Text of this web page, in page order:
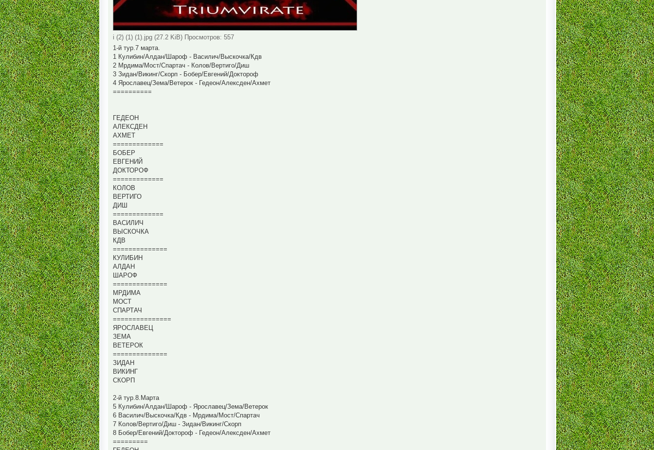
i (2) (1) (1).jpg (27.2 KiB) Просмотров: 557
1-й тур.7 марта.
1 Кулибин/Алдан/Шароф - Василич/Выскочка/Кдв
2 Мрдима/Мост/Спартач - Колов/Вертиго/Диш
3 Зидан/Викинг/Скорп - Бобер/Евгений/Доктороф
4 Ярославец/Зема/Ветерок - Гедеон/Алексден/Ахмет
==========
ГЕДЕОН
АЛЕКСДЕН
АХМЕТ
=============
БОБЕР
ЕВГЕНИЙ
ДОКТОРОФ
=============
КОЛОВ
ВЕРТИГО
ДИШ
=============
ВАСИЛИЧ
ВЫСКОЧКА
КДВ
==============
КУЛИБИН
АЛДАН
ШАРОФ
==============
МРДИМА
МОСТ
СПАРТАЧ
===============
ЯРОСЛАВЕЦ
ЗЕМА
ВЕТЕРОК
==============
ЗИДАН
ВИКИНГ
СКОРП
2-й тур.8.Марта
5 Кулибин/Алдан/Шароф - Ярославец/Зема/Ветерок
6 Василич/Выскочка/Кдв - Мрдима/Мост/Спартач
7 Колов/Вертиго/Диш - Зидан/Викинг/Скорп
8 Бобер/Евгений/Доктороф - Гедеон/Алексден/Ахмет
=========